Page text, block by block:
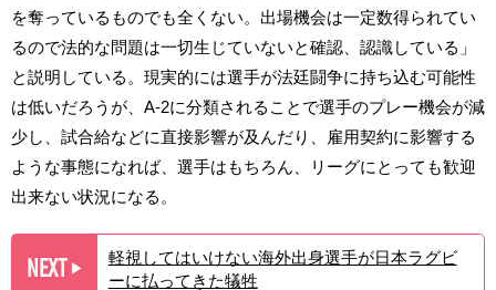
を奪っているものでも全くない。出場機会は一定数得られてい
るので法的な問題は一切生じていないと確認、認識している」
と説明している。現実的には選手が法廷闘争に持ち込む可能性
は低いだろうが、A-2に分類されることで選手のプレー機会が減
少し、試合給などに直接影響が及んだり、雇用契約に影響する
ような事態になれば、選手はもちろん、リーグにとっても歓迎
出来ない状況になる。
NEXT ▶︎
軽視してはいけない海外出身選手が日本ラグビ
ーに払ってきた犠牲